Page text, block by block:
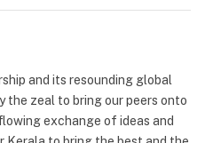
and its resounding global
the zeal to bring our peers onto
exchange of ideas and